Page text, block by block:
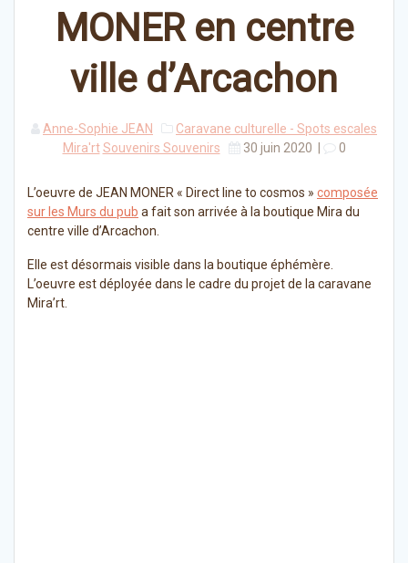
MONER en centre
ville d’Arcachon
Anne-Sophie JEAN
Caravane culturelle - Spots escales
Mira'rt Souvenirs Souvenirs 30 juin 2020 0
L’oeuvre de JEAN MONER « Direct line to cosmos » composée
sur les Murs du pub a fait son arrivée à la boutique Mira du
centre ville d’Arcachon.
Elle est désormais visible dans la boutique éphémère.
L’oeuvre est déployée dans le cadre du projet de la caravane
Mira’rt.